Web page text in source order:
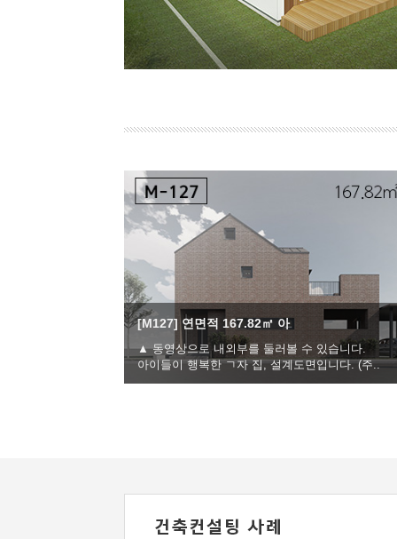
[M127] 연면적 167.82㎡ 아
▲ 동영상으로 내외부를 둘러볼 수 있습니다.
아이들이 행복한 ㄱ자 집, 설계도면입니다. (주..